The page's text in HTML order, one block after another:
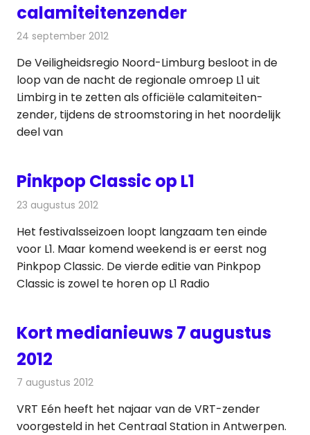
calamiteitenzender
24 september 2012
De Veiligheidsregio Noord-Limburg besloot in de
loop van de nacht de regionale omroep L1 uit
Limbirg in te zetten als officiële calamiteiten-
zender, tijdens de stroomstoring in het noordelijk
deel van
Pinkpop Classic op L1
23 augustus 2012
Het festivalsseizoen loopt langzaam ten einde
voor L1. Maar komend weekend is er eerst nog
Pinkpop Classic. De vierde editie van Pinkpop
Classic is zowel te horen op L1 Radio
Kort medianieuws 7 augustus
2012
7 augustus 2012
VRT Eén heeft het najaar van de VRT-zender
voorgesteld in het Centraal Station in Antwerpen.